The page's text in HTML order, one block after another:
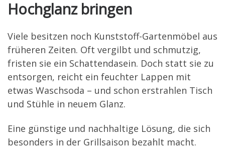
Hochglanz bringen
Viele besitzen noch Kunststoff-Gartenmöbel aus
früheren Zeiten. Oft vergilbt und schmutzig,
fristen sie ein Schattendasein. Doch statt sie zu
entsorgen, reicht ein feuchter Lappen mit
etwas Waschsoda – und schon erstrahlen Tisch
und Stühle in neuem Glanz.
Eine günstige und nachhaltige Lösung, die sich
besonders in der Grillsaison bezahlt macht.